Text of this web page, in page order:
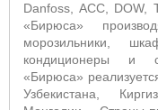
Danfoss, ACC,
«Бирюса»
морозильники,
кондиционеры и
«Бирюса»
Узбекистана,